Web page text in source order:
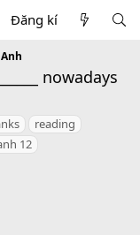
Đăng kí
nowadays
reading
12